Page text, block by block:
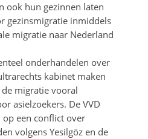
ook hun gezinnen laten
gezinsmigratie inmiddels
migratie naar Nederland
onderhandelen over
kabinet maken
migratie vooral
asielzoekers. De VVD
een conflict over
volgens Yesilgöz en de